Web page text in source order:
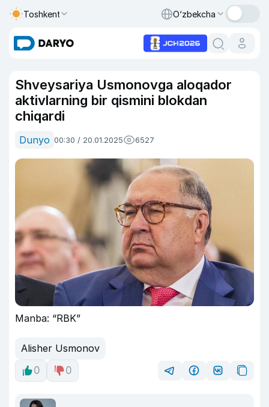
Toshkent O‘zbekcha
Shveysariya Usmonovga aloqador
aktivlarning bir qismini blokdan
chiqardi
Dunyo 00:30 / 20.01.2025 6527
Manba: “RBK”
Alisher Usmonov
0
0